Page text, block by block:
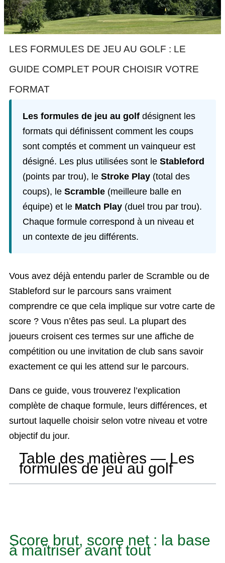
LES FORMULES DE JEU AU GOLF : LE
GUIDE COMPLET POUR CHOISIR VOTRE
FORMAT
Les formules de jeu au golf désignent les
formats qui définissent comment les coups
sont comptés et comment un vainqueur est
désigné. Les plus utilisées sont le Stableford
(points par trou), le Stroke Play (total des
coups), le Scramble (meilleure balle en
équipe) et le Match Play (duel trou par trou).
Chaque formule correspond à un niveau et
un contexte de jeu différents.
Vous avez déjà entendu parler de Scramble ou de
Stableford sur le parcours sans vraiment
comprendre ce que cela implique sur votre carte de
score ? Vous n’êtes pas seul. La plupart des
joueurs croisent ces termes sur une affiche de
compétition ou une invitation de club sans savoir
exactement ce qui les attend sur le parcours.
Dans ce guide, vous trouverez l’explication
complète de chaque formule, leurs différences, et
surtout laquelle choisir selon votre niveau et votre
objectif du jour.
Table des matières — Les
formules de jeu au golf
Score brut, score net : la base
à maîtriser avant tout